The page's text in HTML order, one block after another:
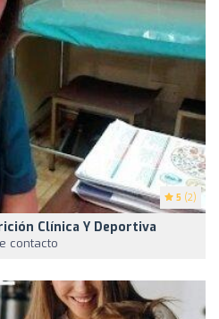
5 (2)
Clínica Y Deportiva
contacto